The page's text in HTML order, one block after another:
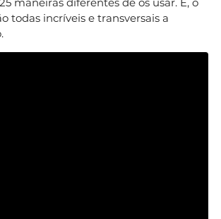
maneiras diferentes de os usar. E, o
todas incríveis e transversais a